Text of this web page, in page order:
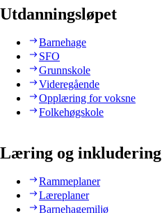
Utdanningsløpet
Barnehage
SFO
Grunnskole
Videregående
Opplæring for voksne
Folkehøgskole
Læring og inkludering
Rammeplaner
Læreplaner
Barnehagemiljø